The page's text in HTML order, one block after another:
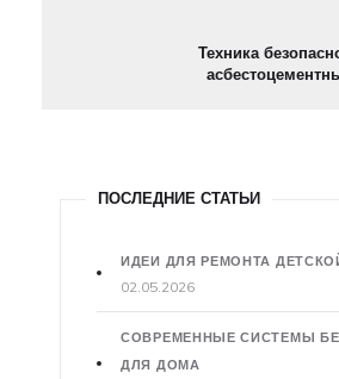
Техника
ПОСЛЕДНИЕ СТАТЬИ
ИДЕИ ДЛЯ РЕМОНТА
02.05.2026
СОВРЕМЕННЫЕ СИСТЕМЫ
ДЛЯ ДОМА